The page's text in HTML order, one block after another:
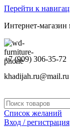
Перейти к
Интернет-магазин
+7 (909) 306-35-72
khadijah.ru@mail.ru
Список желаний
Вход / регистрация